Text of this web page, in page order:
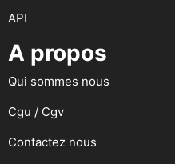
API
A propos
Qui sommes nous
Cgu / Cgv
Contactez nous